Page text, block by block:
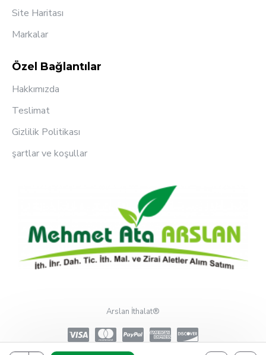
Site Haritası
Markalar
Özel Bağlantılar
Hakkımızda
Teslimat
Gizlilik Politikası
şartlar ve koşullar
Arslan İthalat®